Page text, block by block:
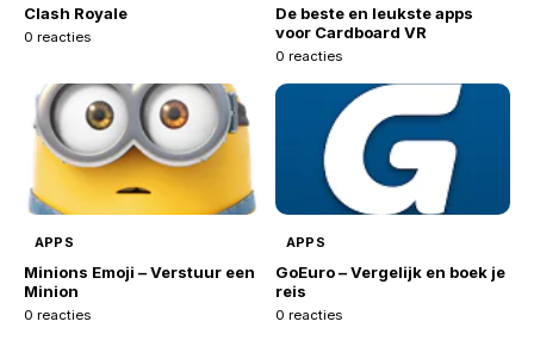
Clash Royale
0 reacties
De beste en leukste apps
voor Cardboard VR
0 reacties
APPS
Minions Emoji – Verstuur een
Minion
0 reacties
APPS
GoEuro – Vergelijk en boek je
reis
0 reacties